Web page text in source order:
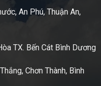
An Phú, Thuận An,
TX. Bến Cát Bình Dương
Chơn Thành, Bình